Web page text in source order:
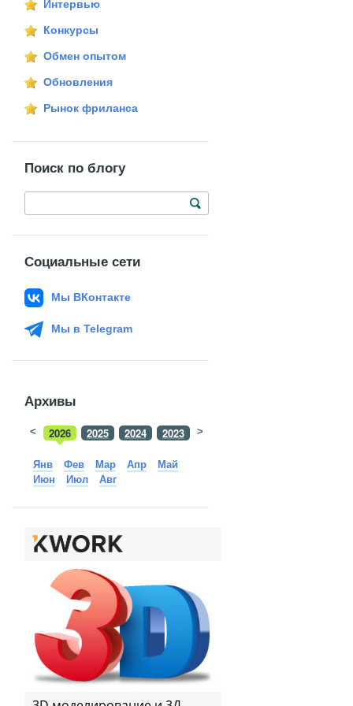
Интервью
Конкурсы
Обмен опытом
Обновления
Рынок фриланса
Поиск по блогу
Социальные сети
Мы ВКонтакте
Мы в Telegram
Архивы
2026 2025 2024 2023 2022
< >
Янв Фев Мар Апр
Май
Июн
Июл Авг